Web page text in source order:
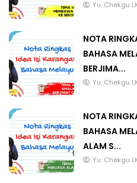
Yu. Chekgu
NOTA
BAHASA
BERJIMA...
Yu. Chekgu
NOTA
BAHASA
ALAM S...
Yu. Chekgu